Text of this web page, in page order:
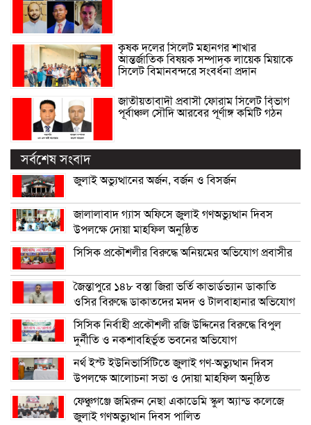
কৃষক দলের সিলেট মহানগর শাখার
আন্তর্জাতিক বিষয়ক সম্পাদক লায়েক মিয়াকে
সিলেট বিমানবন্দরে সংবর্ধনা প্রদান
জাতীয়তাবাদী প্রবাসী ফোরাম সিলেট বিভাগ
পূর্বাঞ্চল সৌদি আরবের পূর্ণাঙ্গ কমিটি গঠন
সর্বশেষ সংবাদ
জুলাই অভ্যুত্থানের অর্জন, বর্জন ও বিসর্জন
জালালাবাদ গ্যাস অফিসে জুলাই গণঅভ্যুত্থান দিবস
উপলক্ষে দোয়া মাহফিল অনুষ্ঠিত
সিসিক প্রকৌশলীর বিরুদ্ধে অনিয়মের অভিযোগ প্রবাসীর
জৈন্তাপুরে ১৪৮ বস্তা জিরা ভর্তি কাভার্ডভ্যান ডাকাতি
ওসির বিরুদ্ধে ডাকাতদের মদদ ও টালবাহানার অভিযোগ
সিসিক নির্বাহী প্রকৌশলী রজি উদ্দিনের বিরুদ্ধে বিপুল
দুর্নীতি ও নকশাবহির্ভূত ভবনের অভিযোগ
নর্থ ইস্ট ইউনিভার্সিটিতে জুলাই গণ-অভ্যুত্থান দিবস
উপলক্ষে আলোচনা সভা ও দোয়া মাহফিল অনুষ্ঠিত
ফেঞ্চুগঞ্জে জমিরুন নেছা একাডেমি স্কুল অ্যান্ড কলেজে
জুলাই গণঅভ্যুত্থান দিবস পালিত